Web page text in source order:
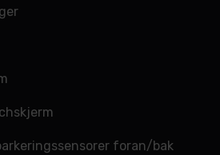
foran/bak